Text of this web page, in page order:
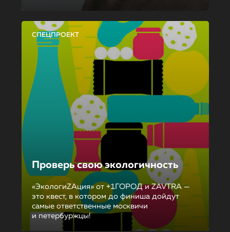
СПЕЦПРОЕКТ
Проверь свою экологичность
«ЭкологиZAция» от +1ГОРОД и ZAVTRA —
это квест, в котором до финиша дойдут
самые ответственные москвичи
и петербуржцы!